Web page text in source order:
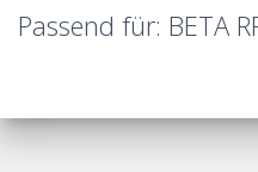
Passend für: BETA